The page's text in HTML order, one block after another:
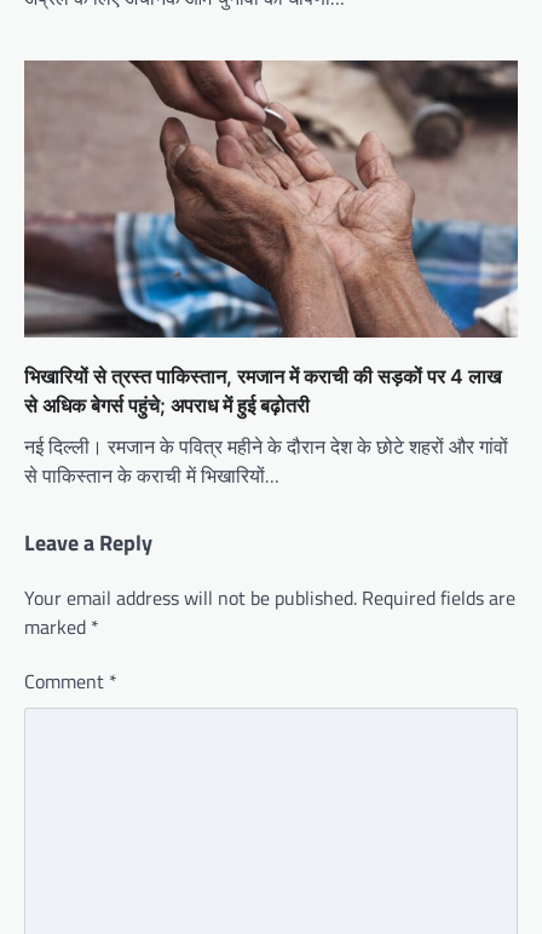
भिखारियों से त्रस्त पाकिस्तान, रमजान में कराची की सड़कों पर 4 लाख
से अधिक बेगर्स पहुंचे; अपराध में हुई बढ़ोतरी
नई दिल्ली। रमजान के पवित्र महीने के दौरान देश के छोटे शहरों और गांवों
से पाकिस्तान के कराची में भिखारियों…
Leave a Reply
Your email address will not be published. Required fields are
marked *
Comment *